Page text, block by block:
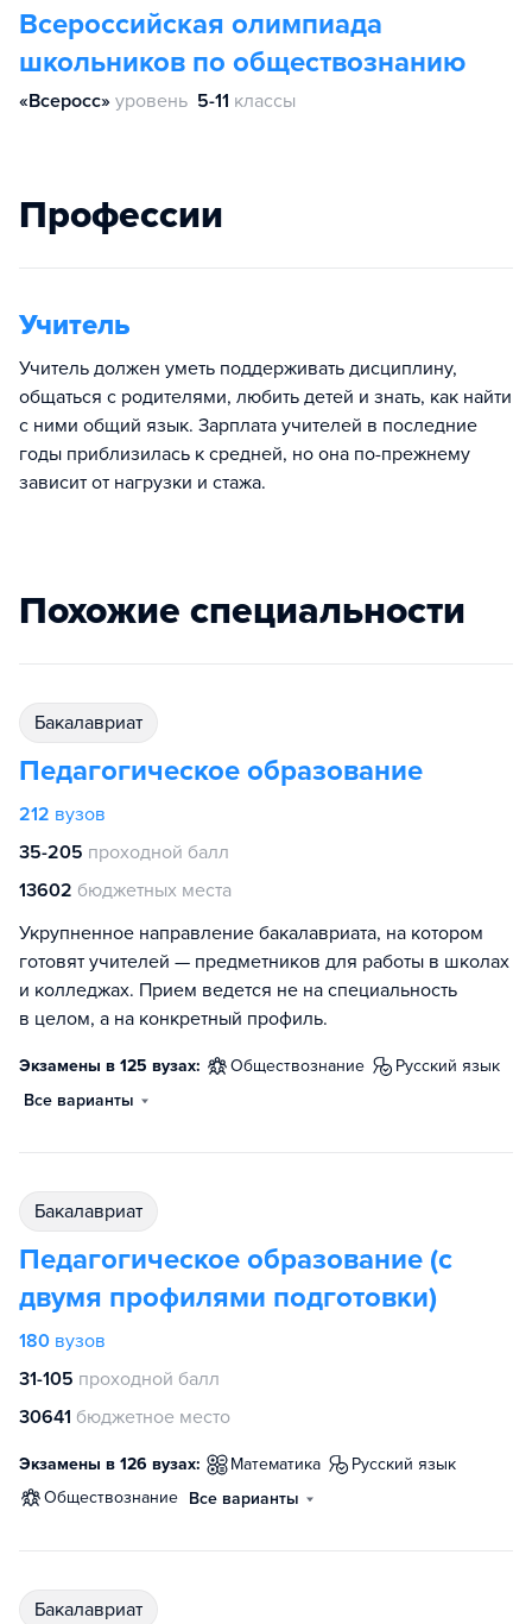
Всероссийская олимпиада
школьников по обществознанию
«Всеросс» уровень 5-11 классы
Профессии
Учитель
Учитель должен уметь поддерживать дисциплину,
общаться с родителями, любить детей и знать, как найти
с ними общий язык. Зарплата учителей в последние
годы приблизилась к средней, но она по-прежнему
зависит от нагрузки и стажа.
Похожие специальности
бакалавриат
Педагогическое образование
212 вузов
35-205 проходной балл
13602 бюджетных места
Укрупненное направление бакалавриата, на котором
готовят учителей — предметников для работы в школах
и колледжах. Прием ведется не на специальность
в целом, а на конкретный профиль.
Экзамены в 125 вузах: обществознание
русский язык
Все варианты
бакалавриат
Педагогическое образование (с
двумя профилями подготовки)
180 вузов
31-105 проходной балл
30641 бюджетное место
Экзамены в 126 вузах: математика
русский язык
обществознание Все варианты
бакалавриат